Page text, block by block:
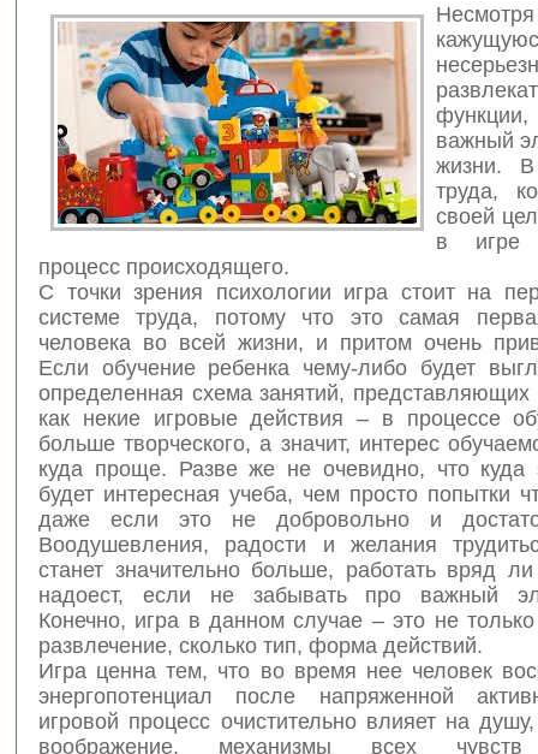
функции,
важный
жизни.
труда,
своей
в игре
процесс происходящего.
С точки зрения психологии игра стоит на
системе труда, потому что это самая
человека во всей жизни, и притом очень
Если обучение ребенка чему-либо будет
определенная схема занятий, представляющих
как некие игровые действия – в процессе
больше творческого, а значит, интерес
куда проще. Разве же не очевидно, что куда
будет интересная учеба, чем просто попытки
даже если это не добровольно и
Воодушевления, радости и желания
станет значительно больше, работать вряд ли
надоест, если не забывать про важный
Конечно, игра в данном случае – это не
развлечение, сколько тип, форма действий.
Игра ценна тем, что во время нее человек
энергопотенциал после напряженной
игровой процесс очистительно влияет на
воображение, механизмы всех чувств